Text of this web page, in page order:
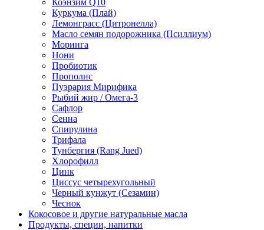
Коэнзим Q10
Куркума (Плай)
Лемонграсс (Цитронелла)
Масло семян подорожника (Псиллиум)
Моринга
Нони
Пробиотик
Прополис
Пуэрария Мирифика
Рыбий жир / Омега-3
Сафлор
Сенна
Спирулина
Трифала
Тунбергия (Rang Jued)
Хлорофилл
Цинк
Циссус четырехугольный
Черный кунжут (Сезамин)
Чеснок
Кокосовое и другие натуральные масла
Продукты, специи, напитки